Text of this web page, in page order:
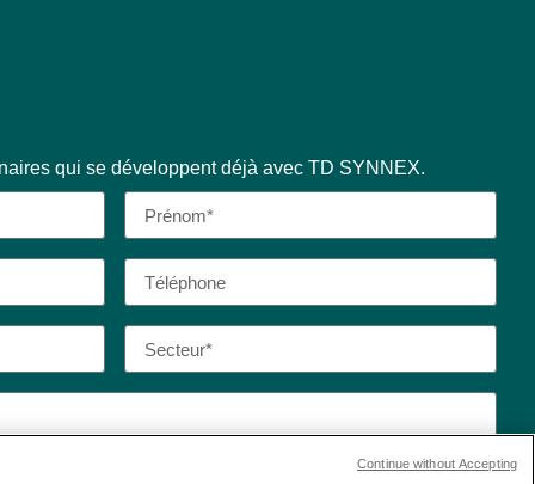
qui se développent déjà avec TD SYNNEX.
Continue without Accepting